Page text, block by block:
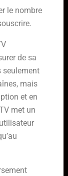
le nombre
de sa
seulement
mais
et en
met un